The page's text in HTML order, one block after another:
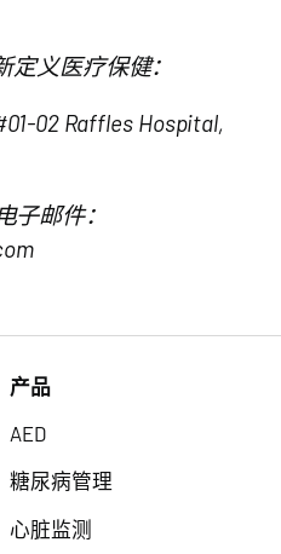
定义医疗保健：
02 Raffles Hospital,
子邮件：
产品
AED
糖尿病管理
心脏监测